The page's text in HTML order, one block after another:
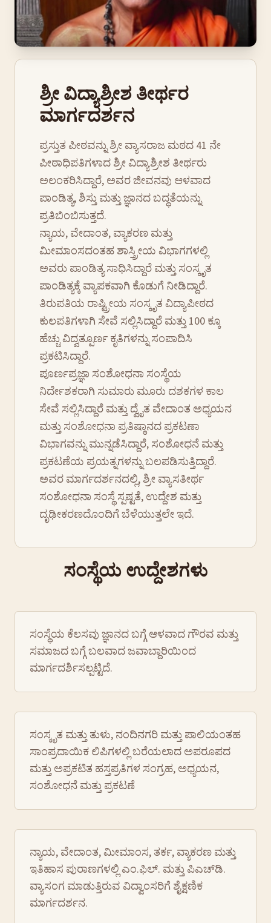
ಶ್ರೀ ವಿದ್ಯಾಶ್ರೀಶ ತೀರ್ಥರ
ಮಾರ್ಗದರ್ಶನ
ಪ್ರಸ್ತುತ ಪೀಠವನ್ನು ಶ್ರೀ ವ್ಯಾಸರಾಜ ಮಠದ 41 ನೇ
ಪೀಠಾಧಿಪತಿಗಳಾದ ಶ್ರೀ ವಿದ್ಯಾಶ್ರೀಶ ತೀರ್ಥರು
ಅಲಂಕರಿಸಿದ್ದಾರೆ, ಅವರ ಜೀವನವು ಆಳವಾದ
ಪಾಂಡಿತ್ಯ, ಶಿಸ್ತು ಮತ್ತು ಜ್ಞಾನದ ಬದ್ಧತೆಯನ್ನು
ಪ್ರತಿಬಿಂಬಿಸುತ್ತದೆ.
ನ್ಯಾಯ, ವೇದಾಂತ, ವ್ಯಾಕರಣ ಮತ್ತು
ಮೀಮಾಂಸದಂತಹ ಶಾಸ್ತ್ರೀಯ ವಿಭಾಗಗಳಲ್ಲಿ
ಅವರು ಪಾಂಡಿತ್ಯ ಸಾಧಿಸಿದ್ದಾರೆ ಮತ್ತು ಸಂಸ್ಕೃತ
ಪಾಂಡಿತ್ಯಕ್ಕೆ ವ್ಯಾಪಕವಾಗಿ ಕೊಡುಗೆ ನೀಡಿದ್ದಾರೆ.
ತಿರುಪತಿಯ ರಾಷ್ಟ್ರೀಯ ಸಂಸ್ಕೃತ ವಿದ್ಯಾಪೀಠದ
ಕುಲಪತಿಗಳಾಗಿ ಸೇವೆ ಸಲ್ಲಿಸಿದ್ದಾರೆ ಮತ್ತು 100 ಕ್ಕೂ
ಹೆಚ್ಚು ವಿದ್ವತ್ಪೂರ್ಣ ಕೃತಿಗಳನ್ನು ಸಂಪಾದಿಸಿ
ಪ್ರಕಟಿಸಿದ್ದಾರೆ.
ಪೂರ್ಣಪ್ರಜ್ಞಾ ಸಂಶೋಧನಾ ಸಂಸ್ಥೆಯ
ನಿರ್ದೇಶಕರಾಗಿ ಸುಮಾರು ಮೂರು ದಶಕಗಳ ಕಾಲ
ಸೇವೆ ಸಲ್ಲಿಸಿದ್ದಾರೆ ಮತ್ತು ದ್ವೈತ ವೇದಾಂತ ಅಧ್ಯಯನ
ಮತ್ತು ಸಂಶೋಧನಾ ಪ್ರತಿಷ್ಠಾನದ ಪ್ರಕಟಣಾ
ವಿಭಾಗವನ್ನು ಮುನ್ನಡೆಸಿದ್ದಾರೆ, ಸಂಶೋಧನೆ ಮತ್ತು
ಪ್ರಕಟಣೆಯ ಪ್ರಯತ್ನಗಳನ್ನು ಬಲಪಡಿಸುತ್ತಿದ್ದಾರೆ.
ಅವರ ಮಾರ್ಗದರ್ಶನದಲ್ಲಿ, ಶ್ರೀ ವ್ಯಾಸತೀರ್ಥ
ಸಂಶೋಧನಾ ಸಂಸ್ಥೆ ಸ್ಪಷ್ಟತೆ, ಉದ್ದೇಶ ಮತ್ತು
ದೃಢೀಕರಣದೊಂದಿಗೆ ಬೆಳೆಯುತ್ತಲೇ ಇದೆ.
ಸಂಸ್ಥೆಯ ಉದ್ದೇಶಗಳು
ಸಂಸ್ಥೆಯ ಕೆಲಸವು ಜ್ಞಾನದ ಬಗ್ಗೆ ಆಳವಾದ ಗೌರವ ಮತ್ತು
ಸಮಾಜದ ಬಗ್ಗೆ ಬಲವಾದ ಜವಾಬ್ದಾರಿಯಿಂದ
ಮಾರ್ಗದರ್ಶಿಸಲ್ಪಟ್ಟಿದೆ.
ಸಂಸ್ಕೃತ ಮತ್ತು ತುಳು, ನಂದಿನಗರಿ ಮತ್ತು ಪಾಲಿಯಂತಹ
ಸಾಂಪ್ರದಾಯಿಕ ಲಿಪಿಗಳಲ್ಲಿ ಬರೆಯಲಾದ ಅಪರೂಪದ
ಮತ್ತು ಅಪ್ರಕಟಿತ ಹಸ್ತಪ್ರತಿಗಳ ಸಂಗ್ರಹ, ಅಧ್ಯಯನ,
ಸಂಶೋಧನೆ ಮತ್ತು ಪ್ರಕಟಣೆ
ನ್ಯಾಯ, ವೇದಾಂತ, ಮೀಮಾಂಸ, ತರ್ಕ, ವ್ಯಾಕರಣ ಮತ್ತು
ಇತಿಹಾಸ ಪುರಾಣಗಳಲ್ಲಿ ಎಂ.ಫಿಲ್. ಮತ್ತು ಪಿಎಚ್‌ಡಿ.
ವ್ಯಾಸಂಗ ಮಾಡುತ್ತಿರುವ ವಿದ್ವಾಂಸರಿಗೆ ಶೈಕ್ಷಣಿಕ
ಮಾರ್ಗದರ್ಶನ.